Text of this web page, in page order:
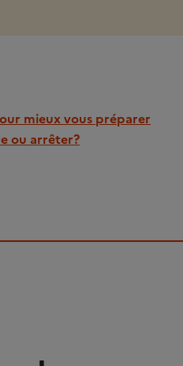
mieux vous préparer
ou arrêter?